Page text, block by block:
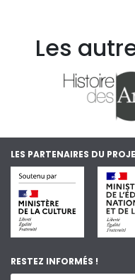
Les
LES PARTENAIRES DU
RESTEZ INFORMÉS !